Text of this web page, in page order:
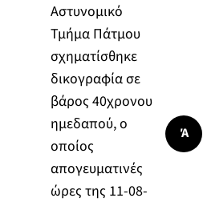
Αστυνομικό
Τμήμα Πάτμου
σχηματίσθηκε
δικογραφία σε
βάρος 40χρονου
ημεδαπού, ο
οποίος
απογευματινές
ώρες της 11-08-
Ά